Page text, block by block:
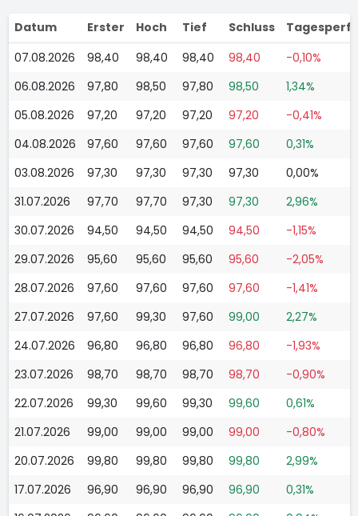
Datum Erster Hoch Tief Schluss
07.08.2026
98,40 98,40 98,40 98,40
-0,10%
06.08.2026
97,80 98,50 97,80 98,50
1,34%
05.08.2026
97,20 97,20 97,20 97,20
-0,41%
04.08.2026
97,60 97,60 97,60 97,60
0,31%
03.08.2026
97,30 97,30 97,30 97,30
0,00%
31.07.2026
97,70 97,70 97,30 97,30
2,96%
30.07.2026
94,50 94,50 94,50 94,50
-1,15%
29.07.2026
95,60 95,60 95,60 95,60
-2,05%
28.07.2026
97,60 97,60 97,60 97,60
-1,41%
27.07.2026
97,60 99,30 97,60 99,00
2,27%
24.07.2026
96,80 96,80 96,80 96,80
-1,93%
23.07.2026
98,70 98,70 98,70 98,70
-0,90%
22.07.2026
99,30 99,60 99,30 99,60
0,61%
21.07.2026
99,00 99,00 99,00 99,00
-0,80%
20.07.2026
99,80 99,80 99,80 99,80
2,99%
17.07.2026
96,90 96,90 96,90 96,90
0,31%